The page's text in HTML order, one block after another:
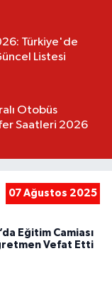
Türkiye'de
Listesi
Otobüs
Saatleri 2026
07 Ağustos 2025
Eğitim Camiası
Vefat Etti